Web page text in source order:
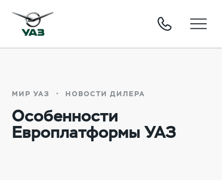
МИР УАЗ НОВОСТИ ДИЛЕРА
Особенности
Европлатформы УАЗ